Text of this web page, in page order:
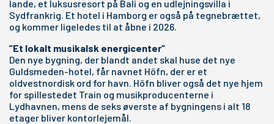
lande, et luksusresort på Bali og en udlejningsvilla i
Sydfrankrig. Et hotel i Hamborg er også på tegnebrættet,
og kommer ligeledes til at åbne i 2026.
”Et lokalt musikalsk energicenter”
Den nye bygning, der blandt andet skal huse det nye
Guldsmeden-hotel, får navnet Höfn, der er et
oldvestnordisk ord for havn. Höfn bliver også det nye hjem
for spillestedet Train og musikproducenterne i
Lydhavnen, mens de seks øverste af bygningens i alt 18
etager bliver kontorlejemål.